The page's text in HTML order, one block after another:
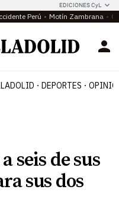
EDICIONES CyL
Perú Motín Zambrana
DEPORTES
seis de sus
sus dos